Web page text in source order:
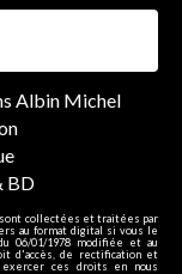
Albin Michel
BD
collectées et traitées par
au format digital si vous le
06/01/1978 modifiée et au
d'accès, de rectification et
exercer ces droits en nous